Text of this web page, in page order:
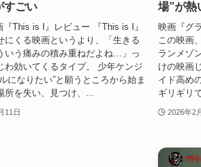
すごい
『This is I』レビュー 『This is I』
にくる映画というより、「生きる
いう痛みの積み重ねだよね…」っ
わ効いてくるタイプ。 少年ケンジ
になりたい”と願うところから始ま
所を失い、見つけ、...
11日
場”が熱
映画『グ
この映画
ランメゾ
けの映画
イド高め
ギリギリ
2026年2